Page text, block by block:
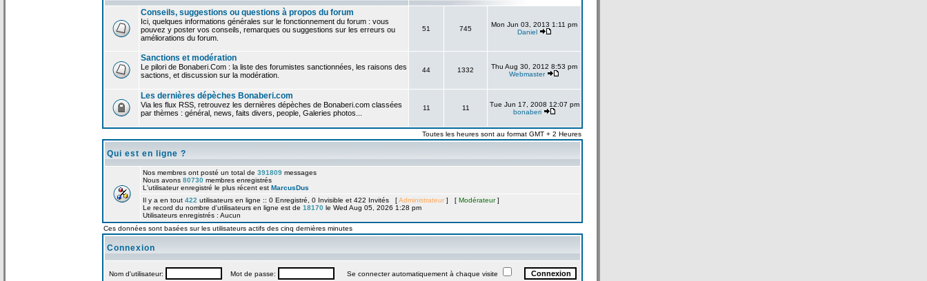
Conseils, suggestions ou questions à propos du forum
Ici, quelques informations générales sur le fonctionnement du forum : vous
pouvez y poster vos conseils, remarques ou suggestions sur les erreurs ou
améliorations du forum.
51 745
Mon Jun 03, 2013 1:11 pm
Daniel
Sanctions et modération
Le pilori de Bonaberi.Com : la liste des forumistes sanctionnées, les raisons des
sactions, et discussion sur la modération.
44 1332
Thu Aug 30, 2012 8:53 pm
Webmaster
Les dernières dépèches Bonaberi.com
Via les flux RSS, retrouvez les dernières dépèches de Bonaberi.com classées
par thèmes : général, news, faits divers, people, Galeries photos...
11 11
Tue Jun 17, 2008 12:07 pm
bonaberi
Toutes les heures sont au format GMT + 2 Heures
Qui est en ligne ?
Nos membres ont posté un total de 391809 messages
Nous avons 80730 membres enregistrés
L'utilisateur enregistré le plus récent est MarcusDus
Il y a en tout 422 utilisateurs en ligne :: 0 Enregistré, 0 Invisible et 422 Invités [Administrateur ] [ Modérateur]
Le record du nombre d'utilisateurs en ligne est de 18170 le Wed Aug 05, 2026 1:28 pm
Utilisateurs enregistrés : Aucun
Ces données sont basées sur les utilisateurs actifs des cinq dernières minutes
Connexion
Nom d'utilisateur: Mot de passe: Se connecter automatiquement à chaque visite